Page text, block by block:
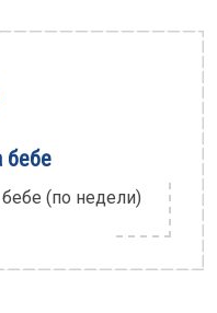
бебе
(по недели)